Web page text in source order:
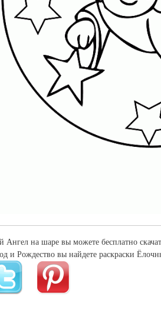
Ангел на шаре вы можете бесплатно
и Рождество вы найдете раскраски